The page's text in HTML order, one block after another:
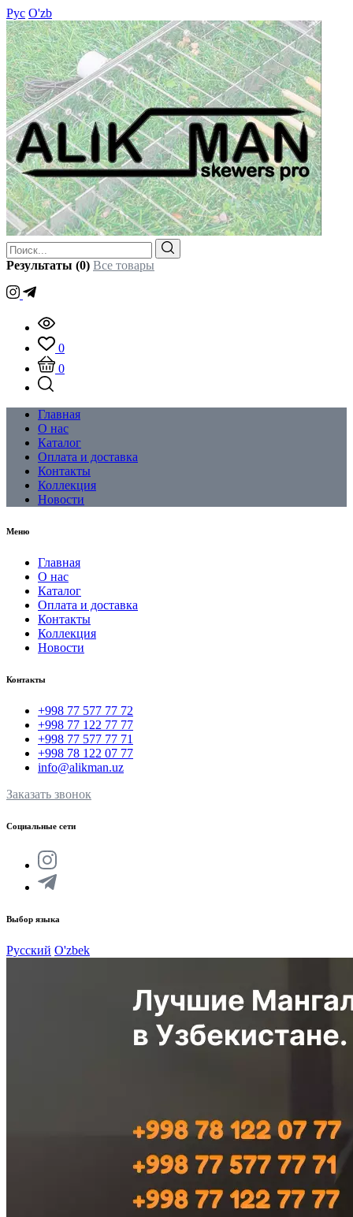
Рус O'zb
Результаты (0) Все товары
0
0
Главная
О нас
Каталог
Оплата и доставка
Контакты
Коллекция
Новости
Меню
Главная
О нас
Каталог
Оплата и доставка
Контакты
Коллекция
Новости
Контакты
+998 77 577 77 72
+998 77 122 77 77
+998 77 577 77 71
+998 78 122 07 77
info@alikman.uz
Заказать звонок
Социальные сети
Выбор языка
Русский O'zbek